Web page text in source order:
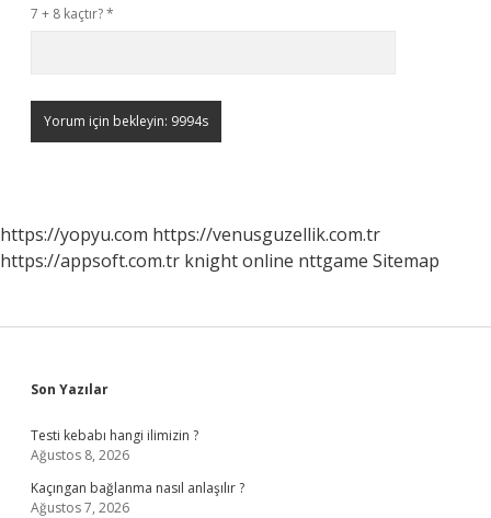
7 + 8 kaçtır?*
https://yopyu.com https://venusguzellik.com.tr
https://appsoft.com.tr knight online nttgame Sitemap
Sidebar
Son Yazılar
Testi kebabı hangi ilimizin ?
Ağustos 8, 2026
Kaçıngan bağlanma nasıl anlaşılır ?
Ağustos 7, 2026